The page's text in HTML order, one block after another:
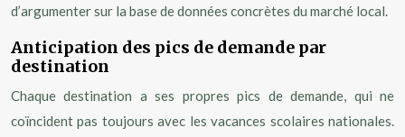
d’argumenter sur la base de données concrètes du marché local.
Anticipation des pics de demande par
destination
Chaque destination a ses propres pics de demande, qui ne
coïncident pas toujours avec les vacances scolaires nationales.